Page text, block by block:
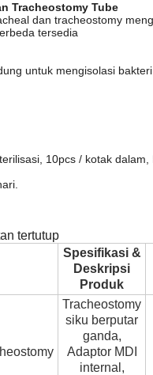
Tracheostomy Tube
dan tracheostomy
tersedia
untuk mengisolasi
10pcs / kotak
tertutup
Spesifikasi &
Deskripsi
Produk
Tracheostomy
siku berputar
ganda,
Adaptor MDI
internal,